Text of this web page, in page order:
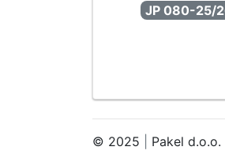
JP 080-25/
© 2025 Pakel d.o.o.